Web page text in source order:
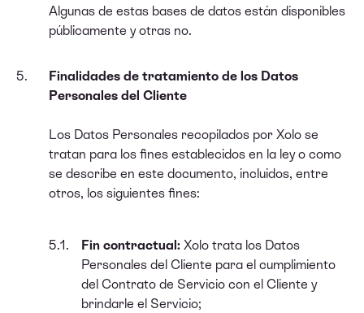
Algunas de estas bases de datos están disponibles
públicamente y otras no.
Finalidades de tratamiento de los Datos
Personales del Cliente
Los Datos Personales recopilados por Xolo se
tratan para los fines establecidos en la ley o como
se describe en este documento, incluidos, entre
otros, los siguientes fines:
Fin contractual: Xolo trata los Datos
Personales del Cliente para el cumplimiento
del Contrato de Servicio con el Cliente y
brindarle el Servicio;